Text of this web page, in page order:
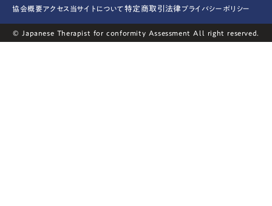
協会概要アクセス当サイトについて特定商取引法律プライバシーポリシー
© Japanese Therapist for conformity Assessment All right reserved.